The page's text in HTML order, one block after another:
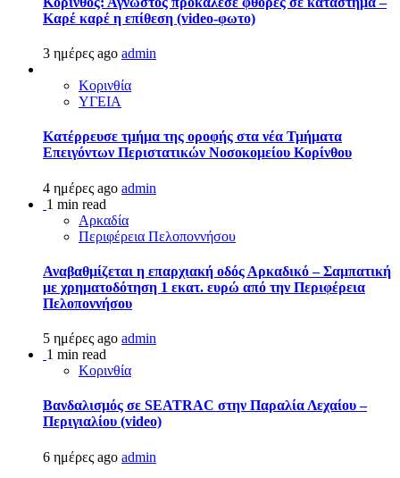
Καρέ καρέ η επίθεση (video-φωτο)
3 ημέρες ago admin
Κορινθία
ΥΓΕΙΑ
Kατέρρευσε τμήμα της οροφής στα νέα Τμήματα
Επειγόντων Περιστατικών Νοσοκομείου Κορίνθου
4 ημέρες ago admin
1 min read
Αρκαδία
Περιφέρεια Πελοποννήσου
Αναβαθμίζεται η επαρχιακή οδός Αρκαδικό – Σαμπατική
με χρηματοδότηση 1 εκατ. ευρώ από την Περιφέρεια
Πελοποννήσου
5 ημέρες ago admin
1 min read
Κορινθία
Βανδαλισμός σε SEATRAC στην Παραλία Λεχαίου –
Περιγιαλίου (video)
6 ημέρες ago admin